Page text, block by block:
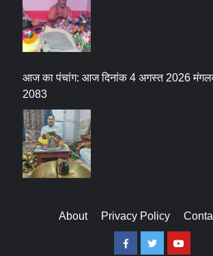
आज का पंचांग: आज दिनांक 4 अगस्त 2026
2083
About Privacy Policy
FacebookTwitterYoutube